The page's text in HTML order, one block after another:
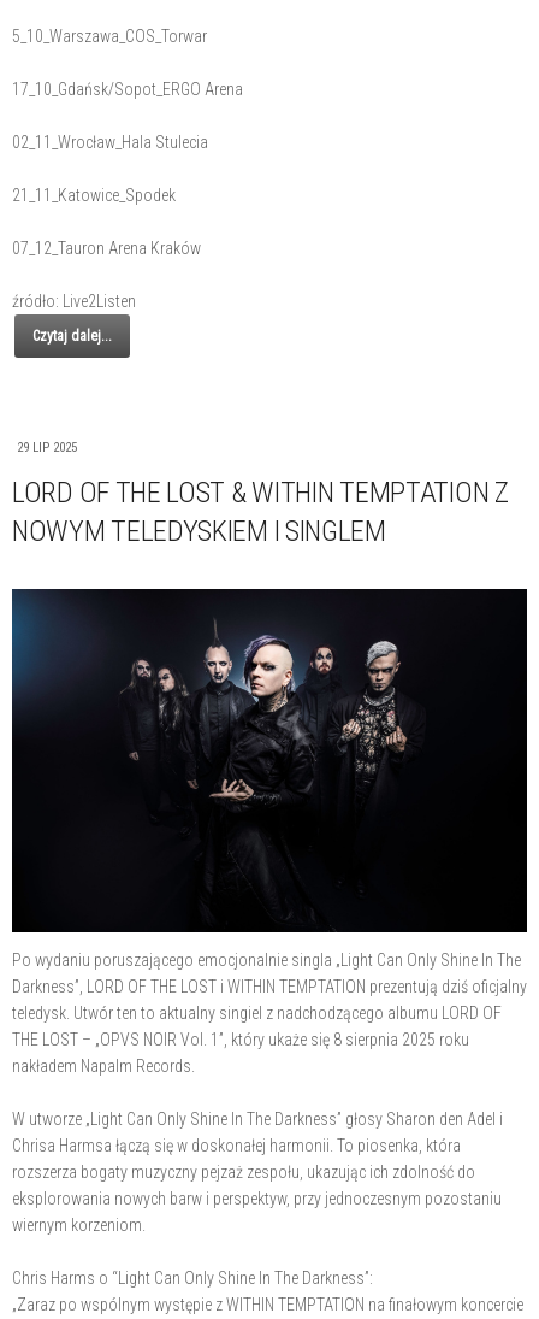
5_10_Warszawa_COS_Torwar
17_10_Gdańsk/Sopot_ERGO Arena
02_11_Wrocław_Hala Stulecia
21_11_Katowice_Spodek
07_12_Tauron Arena Kraków
źródło: Live2Listen
Czytaj dalej...
29 LIP 2025
LORD OF THE LOST & WITHIN TEMPTATION Z
NOWYM TELEDYSKIEM I SINGLEM
Po wydaniu poruszającego emocjonalnie singla „Light Can Only Shine In The
Darkness”, LORD OF THE LOST i WITHIN TEMPTATION prezentują dziś oficjalny
teledysk. Utwór ten to aktualny singiel z nadchodzącego albumu LORD OF
THE LOST – „OPVS NOIR Vol. 1”, który ukaże się 8 sierpnia 2025 roku
nakładem Napalm Records.
W utworze „Light Can Only Shine In The Darkness” głosy Sharon den Adel i
Chrisa Harmsa łączą się w doskonałej harmonii. To piosenka, która
rozszerza bogaty muzyczny pejzaż zespołu, ukazując ich zdolność do
eksplorowania nowych barw i perspektyw, przy jednoczesnym pozostaniu
wiernym korzeniom.
Chris Harms o “Light Can Only Shine In The Darkness”:
„Zaraz po wspólnym występie z WITHIN TEMPTATION na finałowym koncercie